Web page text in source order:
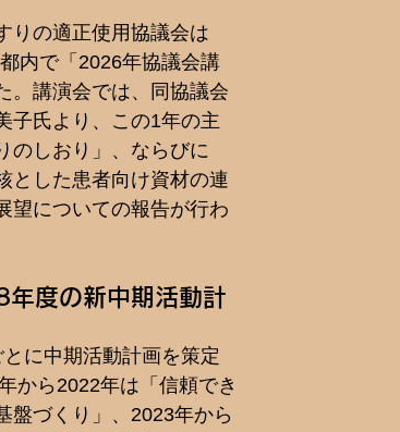
りの適正使用協議会は
内で「2026年協議会講
。講演会では、同協議会
子氏より、この1年の主
のしおり」、ならびに
とした患者向け資材の連
望についての報告が行わ
度の新中期活動計
に中期活動計画を策定
から2022年は「信頼でき
盤づくり」、2023年から